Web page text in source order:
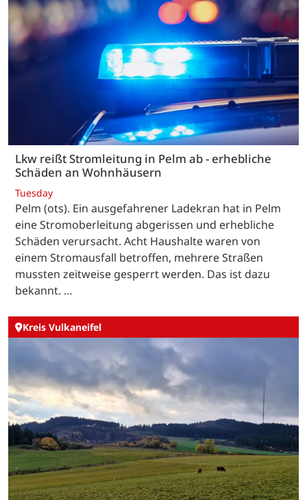
Lkw reißt Stromleitung in Pelm ab - erhebliche
Schäden an Wohnhäusern
Tuesday
Pelm (ots). Ein ausgefahrener Ladekran hat in Pelm
eine Stromoberleitung abgerissen und erhebliche
Schäden verursacht. Acht Haushalte waren von
einem Stromausfall betroffen, mehrere Straßen
mussten zeitweise gesperrt werden. Das ist dazu
bekannt. …
Kreis Vulkaneifel